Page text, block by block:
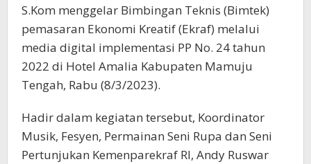
S.Kom menggelar Bimbingan Teknis (Bimtek)
pemasaran Ekonomi Kreatif (Ekraf) melalui
media digital implementasi PP No. 24 tahun
2022 di Hotel Amalia Kabupaten Mamuju
Tengah, Rabu (8/3/2023).
Hadir dalam kegiatan tersebut, Koordinator
Musik, Fesyen, Permainan Seni Rupa dan Seni
Pertunjukan Kemenparekraf RI, Andy Ruswar